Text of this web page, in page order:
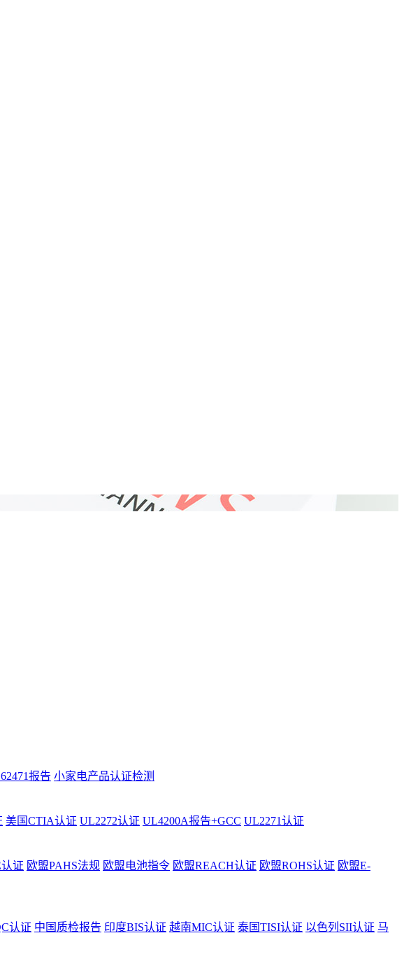
报告 小家电产品认证检测
美国CTIA认证 UL2272认证 UL4200A报告+GCC UL2271认证
证 欧盟PAHS法规 欧盟电池指令 欧盟REACH认证 欧盟ROHS认证 欧盟E-
认证 中国质检报告 印度BIS认证 越南MIC认证 泰国TISI认证 以色列SII认证 马